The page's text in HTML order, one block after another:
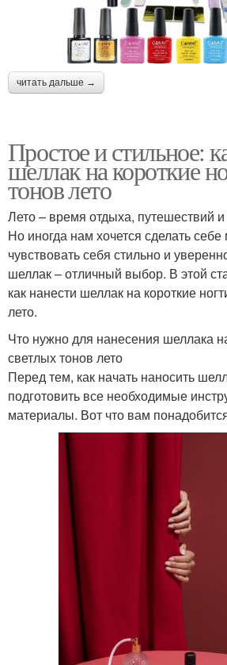
читать дальше →
Простое и стильное:
шеллак на короткие
тонов лето
Лето – время отдыха, путешествий и
Но иногда нам хочется сделать
чувствовать себя стильно и
шеллак – отличный выбор. В этой
как нанести шеллак на короткие
лето.
Что нужно для нанесения шеллака
светлых тонов лето
Перед тем, как начать наносить
подготовить все необходимые
материалы. Вот что вам